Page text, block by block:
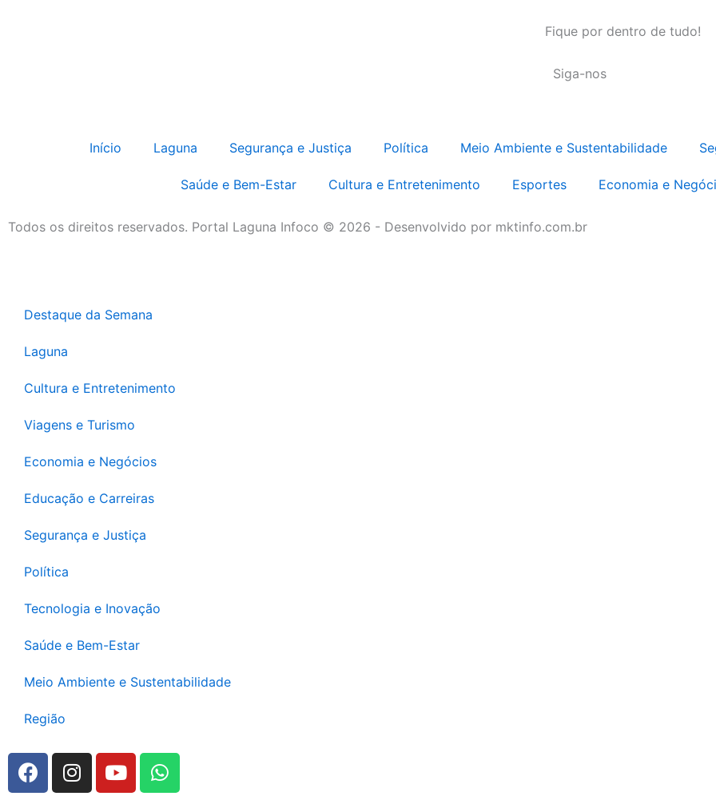
Fique por dentro de tudo!
Siga-nos
Início Laguna Segurança e Justiça Política Meio Ambiente e Sustentabilidade
Saúde e Bem-Estar Cultura e Entretenimento Esportes Economia e
Todos os direitos reservados. Portal Laguna Infoco © 2026 - Desenvolvido por mktinfo.com.br
Destaque da Semana
Laguna
Cultura e Entretenimento
Viagens e Turismo
Economia e Negócios
Educação e Carreiras
Segurança e Justiça
Política
Tecnologia e Inovação
Saúde e Bem-Estar
Meio Ambiente e Sustentabilidade
Região
F
a
I
n
Y
o
W
h